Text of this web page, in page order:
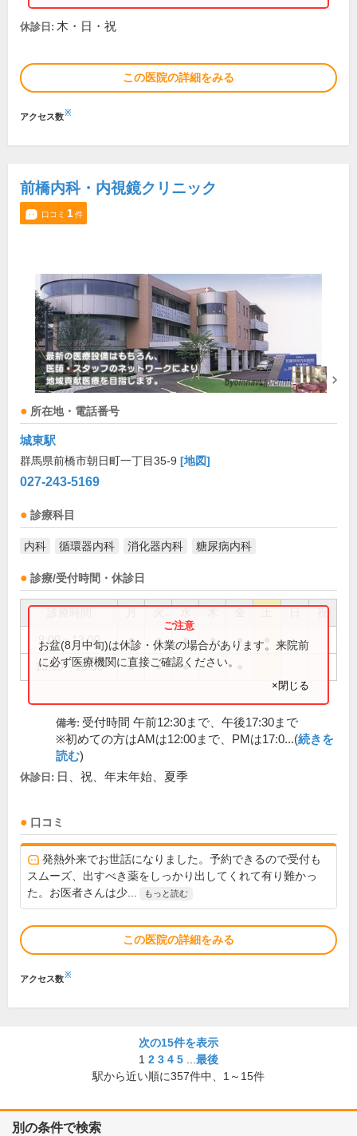
休診日: 木・日・祝
この医院の詳細をみる
アクセス数※
前橋内科・内視鏡クリニック
口コミ 1件
所在地・電話番号
城東駅
群馬県前橋市朝日町一丁目35-9 [地図]
027-243-5169
診療科目
内科 循環器内科 消化器内科 糖尿病内科
診療/受付時間・休診日
祝
9:00～13:00 ● ● ● ● ●
15:00～18:00 ● ● ●
お盆(8月中旬)は休診・休業の場合があります。来院前
に必ず医療機関に直接ご確認ください。
×閉じる
備考: 受付時間 午前12:30まで、午後17:30まで
※初めての方はAMは12:00まで、PMは17:0...(続きを
読む)
休診日: 日、祝、年末年始、夏季
口コミ
発熱外来でお世話になりました。予約できるので受付も
スムーズ、出すべき薬をしっかり出してくれて有り難かっ
た。お医者さんは少...
もっと読む
この医院の詳細をみる
アクセス数※
次の15件を表示
1 2 3 4 5
最後
駅から近い順に357件中、 1～15件
別の条件で検索